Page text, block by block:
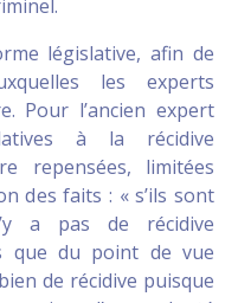
législative, afin de
les experts
Pour l’ancien expert
à la récidive
repensées, limitées
des faits : « s’ils sont
a pas de récidive
que du point de vue
de récidive puisque